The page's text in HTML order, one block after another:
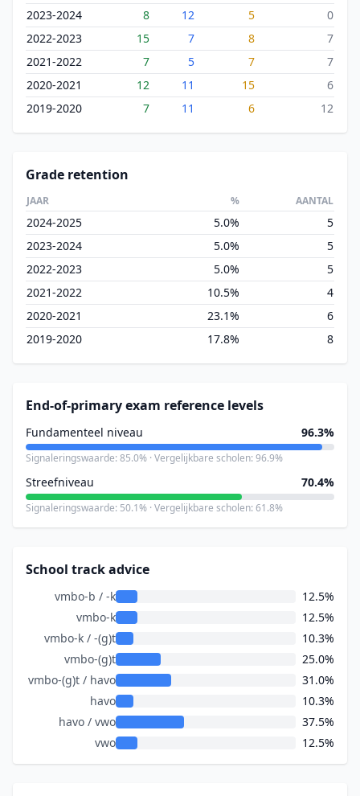
2023-2024
8 12 5
0
2022-2023
15 7 8
7
2021-2022
7 5 7
7
2020-2021
12 11 15
6
2019-2020
7 11 6 12
Grade retention
JAAR % AANTAL
2024-2025 5.0%
5
2023-2024
5.0%
5
2022-2023
5.0%
5
2021-2022
10.5%
4
2020-2021
23.1%
6
2019-2020
17.8% 8
End-of-primary exam reference levels
Fundamenteel niveau 96.3%
Signaleringswaarde: 85.0% · Vergelijkbare scholen: 96.9%
Streefniveau 70.4%
Signaleringswaarde: 50.1% · Vergelijkbare scholen: 61.8%
School track advice
vmbo-b / -k
12.5%
vmbo-k
12.5%
vmbo-k / -(g)t
10.3%
vmbo-(g)t
25.0%
vmbo-(g)t / havo
31.0%
havo
10.3%
havo / vwo
37.5%
vwo
12.5%